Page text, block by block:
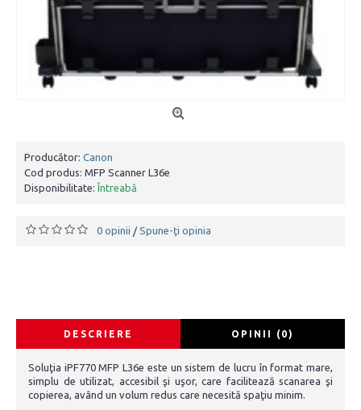
Producător: Canon
Cod produs: MFP Scanner L36e
Disponibilitate: Întreabă
0 opinii / Spune-ţi opinia
DESCRIERE OPINII (0)
Soluţia iPF770 MFP L36e este un sistem de lucru în format mare,
simplu de utilizat, accesibil şi uşor, care facilitează scanarea şi
copierea, având un volum redus care necesită spaţiu minim.